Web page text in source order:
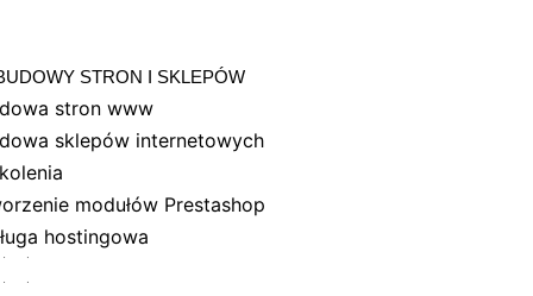
STRON I SKLEPÓW
stron www
sklepów internetowych
modułów Prestashop
hostingowa